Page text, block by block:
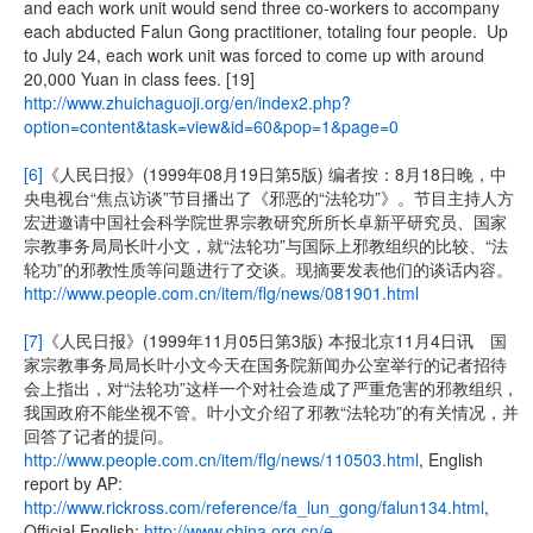
and each work unit would send three co-workers to accompany
each abducted Falun Gong practitioner, totaling four people. Up
to July 24, each work unit was forced to come up with around
20,000 Yuan in class fees. [19]
http://www.zhuichaguoji.org/en/index2.php?
option=content&task=view&id=60&pop=1&page=0
[6] 《人民日报》(1999年08月19日第5版) 编者按：8月18日晚，中
央电视台“焦点访谈”节目播出了《邪恶的“法轮功”》。节目主持人方
宏进邀请中国社会科学院世界宗教研究所所长卓新平研究员、国家
宗教事务局局长叶小文，就“法轮功”与国际上邪教组织的比较、“法
轮功”的邪教性质等问题进行了交谈。现摘要发表他们的谈话内容。
http://www.people.com.cn/item/flg/news/081901.html
[7] 《人民日报》(1999年11月05日第3版) 本报北京11月4日讯 国
家宗教事务局局长叶小文今天在国务院新闻办公室举行的记者招待
会上指出，对“法轮功”这样一个对社会造成了严重危害的邪教组织，
我国政府不能坐视不管。叶小文介绍了邪教“法轮功”的有关情况，并
回答了记者的提问。
http://www.people.com.cn/item/flg/news/110503.html, English
report by AP:
http://www.rickross.com/reference/fa_lun_gong/falun134.html,